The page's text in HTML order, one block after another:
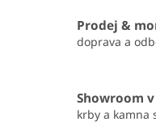
Prodej &
doprava a
Showroom
krby a kamna